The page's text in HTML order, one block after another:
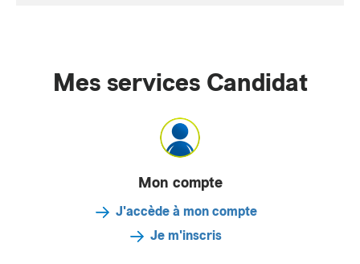
Mes services Candidat
Mon compte
J'accède à mon compte
Je m'inscris